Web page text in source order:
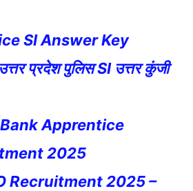
SI Answer Key
प्रदेश पुलिस SI उत्तर कुंजी
Apprentice
2025
Recruitment 2025 –